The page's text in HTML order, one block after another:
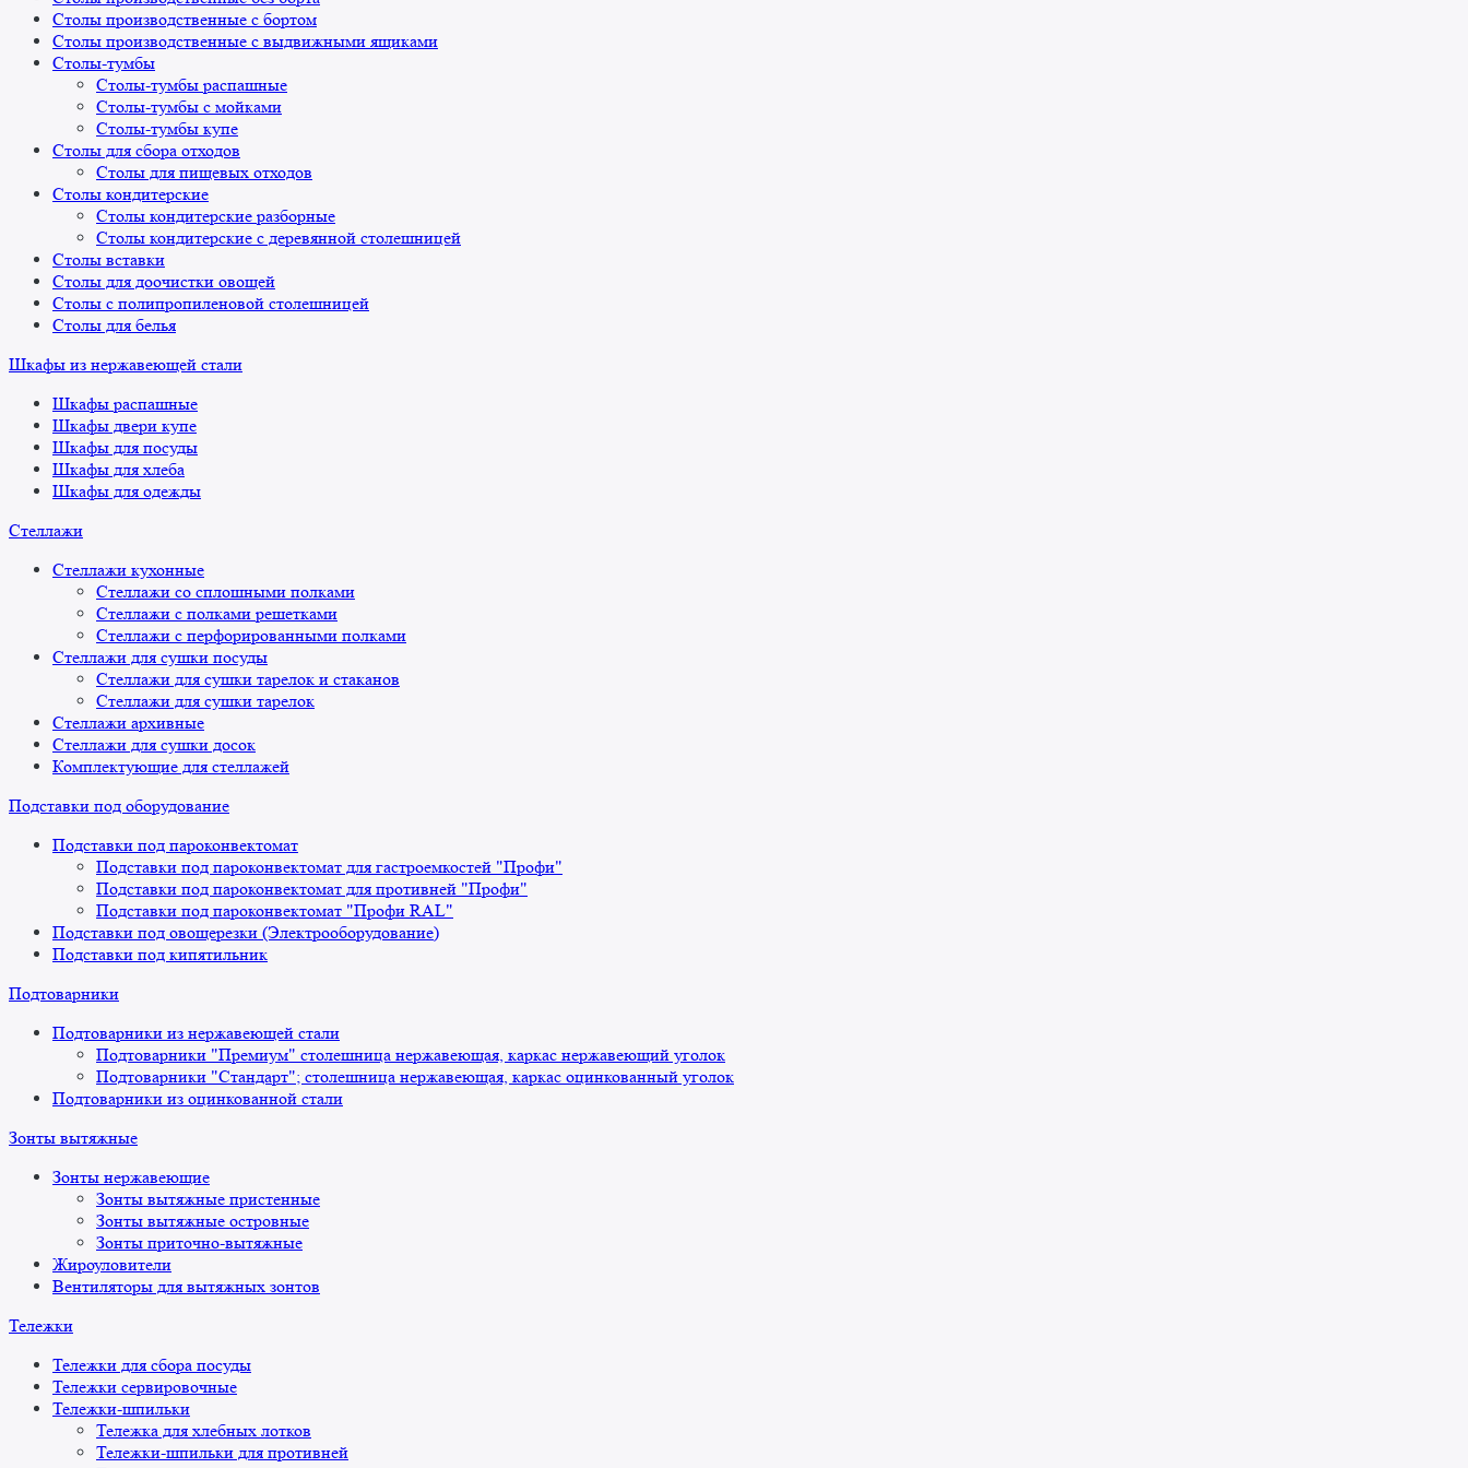
Столы производственные с бортом
Столы производственные с выдвижными ящиками
Столы-тумбы
Столы-тумбы распашные
Столы-тумбы с мойками
Столы-тумбы купе
Столы для сбора отходов
Столы для пищевых отходов
Столы кондитерские
Столы кондитерские разборные
Столы кондитерские с деревянной столешницей
Столы вставки
Столы для доочистки овощей
Столы с полипропиленовой столешницей
Столы для белья
Шкафы из нержавеющей стали
Шкафы распашные
Шкафы двери купе
Шкафы для посуды
Шкафы для хлеба
Шкафы для одежды
Стеллажи
Стеллажи кухонные
Стеллажи со сплошными полками
Стеллажи с полками решетками
Стеллажи с перфорированными полками
Стеллажи для сушки посуды
Стеллажи для сушки тарелок и стаканов
Стеллажи для сушки тарелок
Стеллажи архивные
Стеллажи для сушки досок
Комплектующие для стеллажей
Подставки под оборудование
Подставки под пароконвектомат
Подставки под пароконвектомат для гастроемкостей "Профи"
Подставки под пароконвектомат для противней "Профи"
Подставки под пароконвектомат "Профи RAL"
Подставки под овощерезки (Электрооборудование)
Подставки под кипятильник
Подтоварники
Подтоварники из нержавеющей стали
Подтоварники "Премиум" столешница нержавеющая, каркас нержавеющий уголок
Подтоварники "Стандарт"; столешница нержавеющая, каркас оцинкованный уголок
Подтоварники из оцинкованной стали
Зонты вытяжные
Зонты нержавеющие
Зонты вытяжные пристенные
Зонты вытяжные островные
Зонты приточно-вытяжные
Жироуловители
Вентиляторы для вытяжных зонтов
Тележки
Тележки для сбора посуды
Тележки сервировочные
Тележки-шпильки
Тележка для хлебных лотков
Тележки-шпильки для противней